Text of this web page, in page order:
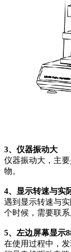
3、仪器振动大
仪器振动大，主
物。
4、显示转速与实
遇到显示转速与
个时候，需要联系
5、左边屏幕显示
在使用过程中，